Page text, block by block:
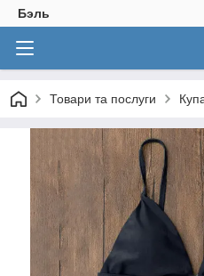
Бэль
Товари та послуги